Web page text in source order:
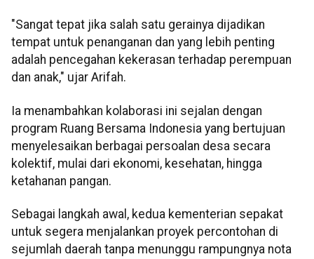
"Sangat tepat jika salah satu gerainya dijadikan
tempat untuk penanganan dan yang lebih penting
adalah pencegahan kekerasan terhadap perempuan
dan anak," ujar Arifah.
Ia menambahkan kolaborasi ini sejalan dengan
program Ruang Bersama Indonesia yang bertujuan
menyelesaikan berbagai persoalan desa secara
kolektif, mulai dari ekonomi, kesehatan, hingga
ketahanan pangan.
Sebagai langkah awal, kedua kementerian sepakat
untuk segera menjalankan proyek percontohan di
sejumlah daerah tanpa menunggu rampungnya nota